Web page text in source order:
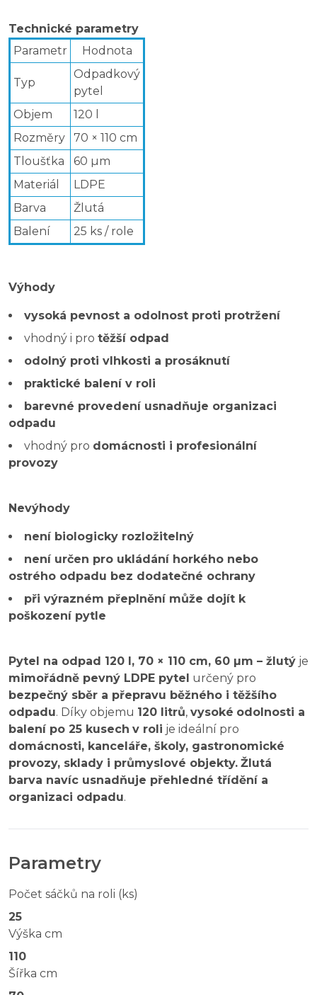
Technické parametry
Parametr
Hodnota
Typ
Odpadkový
pytel
Objem
120 l
Rozměry
70 × 110 cm
Tloušťka
60 µm
Materiál
LDPE
Barva
Žlutá
Balení
25 ks / role
Výhody
vysoká pevnost a odolnost proti protržení
vhodný i pro těžší odpad
odolný proti vlhkosti a prosáknutí
praktické balení v roli
barevné provedení usnadňuje organizaci
odpadu
vhodný pro domácnosti i profesionální
provozy
Nevýhody
není biologicky rozložitelný
není určen pro ukládání horkého nebo
ostrého odpadu bez dodatečné ochrany
při výrazném přeplnění může dojít k
poškození pytle
Pytel na odpad 120 l, 70 × 110 cm, 60 µm – žlutý je
mimořádně pevný LDPE pytel určený pro
bezpečný sběr a přepravu běžného i těžšího
odpadu. Díky objemu 120 litrů, vysoké odolnosti a
balení po 25 kusech v roli je ideální pro
domácnosti, kanceláře, školy, gastronomické
provozy, sklady i průmyslové objekty. Žlutá
barva navíc usnadňuje přehledné třídění a
organizaci odpadu.
Parametry
Počet sáčků na roli (ks)
25
Výška cm
110
Šířka cm